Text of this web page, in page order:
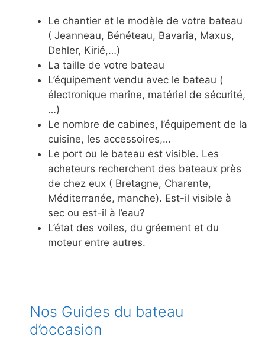
Le chantier et le modèle de votre bateau
( Jeanneau, Bénéteau, Bavaria, Maxus,
Dehler, Kirié,…)
La taille de votre bateau
L’équipement vendu avec le bateau (
électronique marine, matériel de sécurité,
…)
Le nombre de cabines, l’équipement de la
cuisine, les accessoires,…
Le port ou le bateau est visible. Les
acheteurs recherchent des bateaux près
de chez eux ( Bretagne, Charente,
Méditerranée, manche). Est-il visible à
sec ou est-il à l’eau?
L’état des voiles, du gréement et du
moteur entre autres.
Nos Guides du bateau
d’occasion